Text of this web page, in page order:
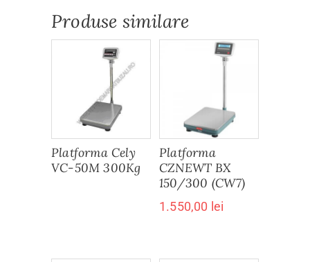
Produse similare
Platforma Cely
VC-50M 300Kg
Platforma
CZNEWT BX
150/300 (CW7)
1.550,00 lei